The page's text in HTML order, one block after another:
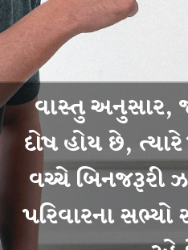
વાસ્તુ અનુસાર,
દોષ હોય છે,
વચ્ચે બિનજરૂરી
પરિવારના